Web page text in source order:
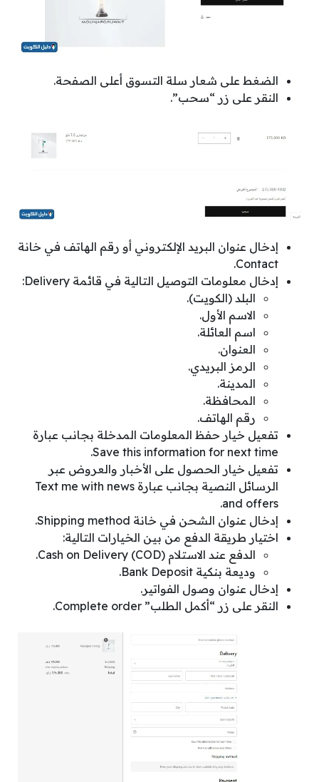
الضغط على شعار سلة التسوق أعلى الصفحة.
النقر على زر “سحب”.
إدخال عنوان البريد الإلكتروني أو رقم الهاتف في خانة
Contact.
إدخال معلومات التوصيل التالية في قائمة Delivery:
البلد (الكويت).
الاسم الأول.
اسم العائلة.
العنوان.
الرمز البريدي.
المدينة.
المحافظة.
رقم الهاتف.
تفعيل خيار حفظ المعلومات المدخلة بجانب عبارة
Save this information for next time.
تفعيل خيار الحصول على الأخبار والعروض عبر
الرسائل النصية بجانب عبارة Text me with news
and offers.
إدخال عنوان الشحن في خانة Shipping method.
اختيار طريقة الدفع من بين الخيارات التالية:
الدفع عند الاستلام (Cash on Delivery (COD.
وديعة بنكية Bank Deposit.
إدخال عنوان وصول الفواتير.
النقر على زر “أكمل الطلب” Complete order.